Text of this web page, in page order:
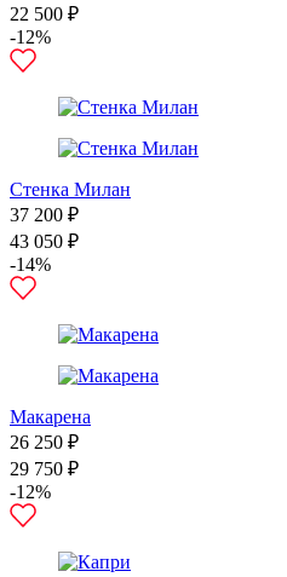
22 500 ₽
-12%
Стенка Милан
37 200 ₽
43 050 ₽
-14%
Макарена
26 250 ₽
29 750 ₽
-12%